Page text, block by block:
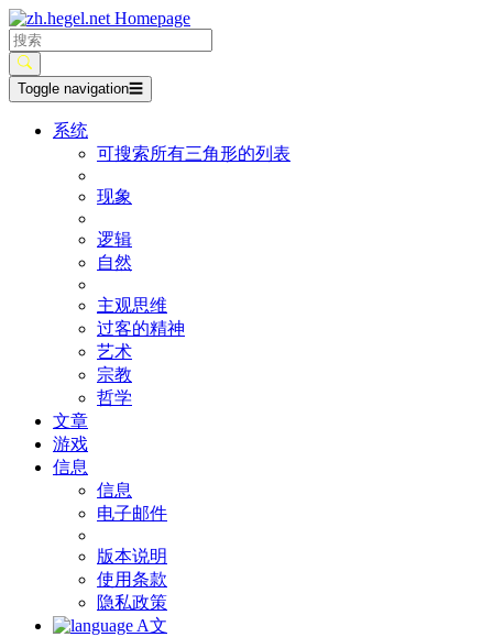
Toggle navigation☰
系统
可搜索所有三角形的列表
现象
逻辑
自然
主观思维
过客的精神
艺术
宗教
哲学
文章
游戏
信息
信息
电子邮件
版本说明
使用条款
隐私政策
A文